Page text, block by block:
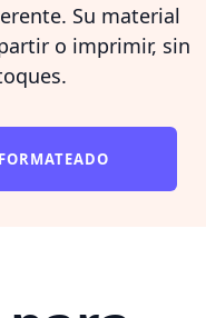
Su material
o imprimir, sin